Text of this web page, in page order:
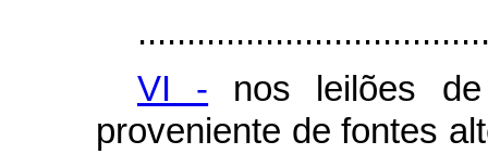
VI - nos leilões
proveniente de fontes